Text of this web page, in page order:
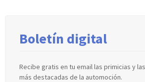
Boletín digital
Recibe gratis en tu email las primicias y
más destacadas de la automoción.